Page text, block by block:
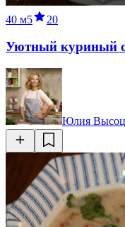
40 м5 20
Уютный куриный
Юлия